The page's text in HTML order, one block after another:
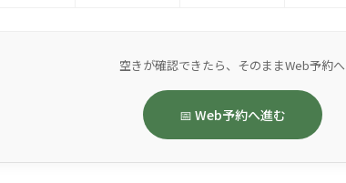
空きが確認できたら、そのままWeb予約へ
📅 Web予約へ進む